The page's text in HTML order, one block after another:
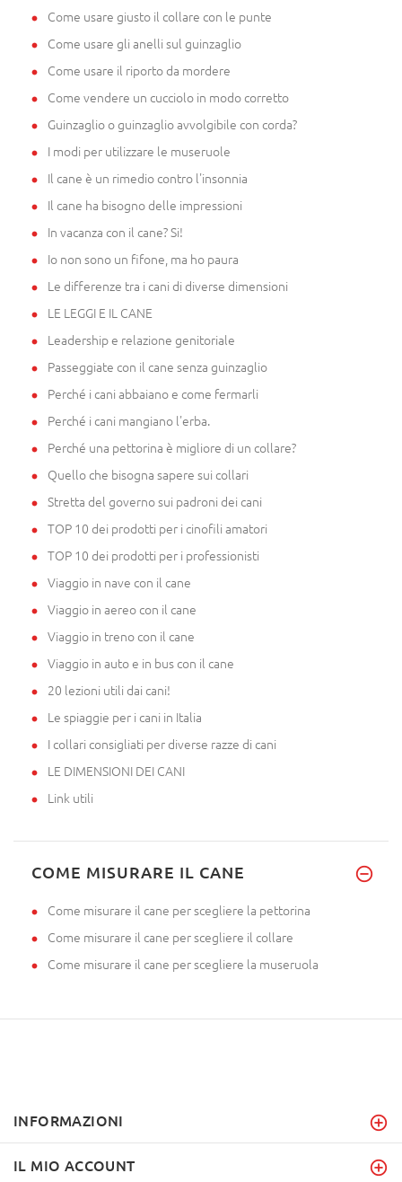
Come usare giusto il collare con le punte
Come usare gli anelli sul guinzaglio
Come usare il riporto da mordere
Come vendere un cucciolo in modo corretto
Guinzaglio o guinzaglio avvolgibile con corda?
I modi per utilizzare le museruole
Il cane è un rimedio contro l'insonnia
Il cane ha bisogno delle impressioni
In vacanza con il cane? Si!
Io non sono un fifone, ma ho paura
Le differenze tra i cani di diverse dimensioni
LE LEGGI E IL CANE
Leadership e relazione genitoriale
Passeggiate con il cane senza guinzaglio
Perché i cani abbaiano e come fermarli
Perché i cani mangiano l'erba.
Perché una pettorina è migliore di un collare?
Quello che bisogna sapere sui collari
Stretta del governo sui padroni dei cani
TOP 10 dei prodotti per i cinofili amatori
TOP 10 dei prodotti per i professionisti
Viaggio in nave con il cane
Viaggio in aereo con il cane
Viaggio in treno con il cane
Viaggio in auto e in bus con il cane
20 lezioni utili dai cani!
Le spiaggie per i cani in Italia
I collari consigliati per diverse razze di cani
LE DIMENSIONI DEI CANI
Link utili
COME MISURARE IL CANE
Come misurare il cane per scegliere la pettorina
Come misurare il cane per scegliere il collare
Come misurare il cane per scegliere la museruola
INFORMAZIONI
IL MIO ACCOUNT